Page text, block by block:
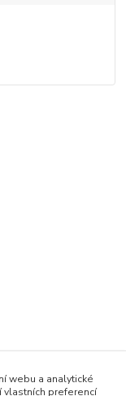
webu a analytické
vlastních preferencí